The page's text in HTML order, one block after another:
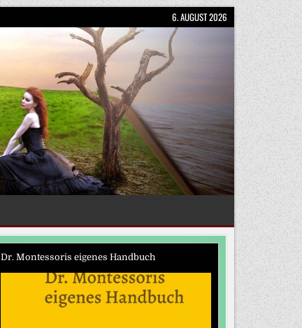
6. AUGUST 2026
Dr. Montessoris eigenes Handbuch